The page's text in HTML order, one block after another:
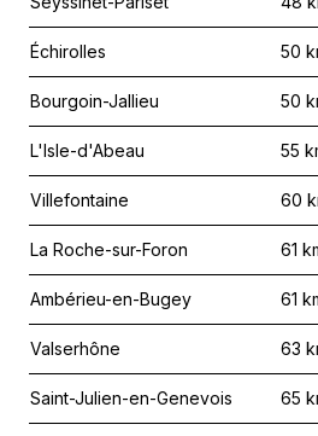
Échirolles 50
Bourgoin-Jallieu 50
L'Isle-d'Abeau 55
Villefontaine 60
La Roche-sur-Foron 61
Ambérieu-en-Bugey 61
Valserhône 63
Saint-Julien-en-Genevois 65